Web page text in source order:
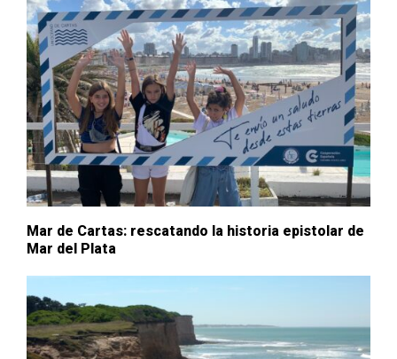
Mar de Cartas: rescatando la historia epistolar de
Mar del Plata